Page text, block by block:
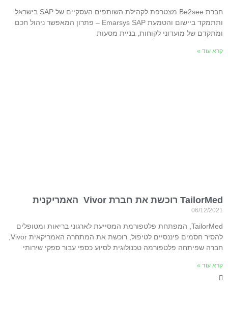
חברת Be2see מצטרפת לקהילת השותפים העסקיים של SAP בישראל
ותתמקד ביישום והטמעת Emarsys SAP – פתרון המאפשר ניהול חכם
ומתקדם של מועדוני לקוחות, בניית מסעות
קרא עוד »
TailorMed רוכשת את חברת Vivor האמריקנית
06/12/2021
TailorMed, המפתחת פלטפורמת המסייעת לארגוני בריאות ומטופלים
חברה שפיתחה פלטפורמה טכנולוגית לסיוע כספי עבור ספקי שירותי
קרא עוד »